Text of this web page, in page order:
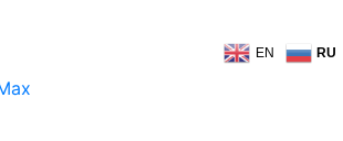
EN RU